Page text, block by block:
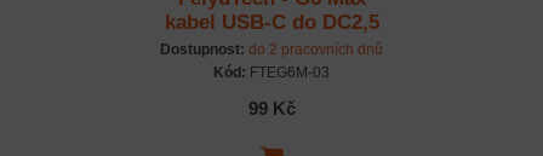
kabel USB-C do DC2,5
Dostupnost: do 2 pracovních dnů
Kód: FTEG6M-03
99 Kč